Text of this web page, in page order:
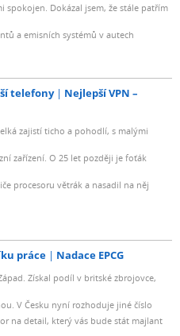
spokojen. Dokázal jsem, že stále patřím
a emisních systémů v autech
telefony
Nejlepší VPN –
zajistí ticho a pohodlí, s malými
zařízení. O 25 let později je foťák
procesoru větrák a nasadil na něj
práce Nadace EPCG
Získal podíl v britské zbrojovce,
V Česku nyní rozhoduje jiné číslo
na detail, který vás bude stát majlant